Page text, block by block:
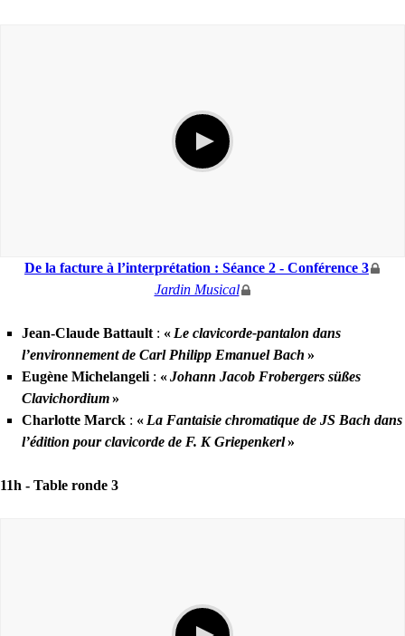
De la facture à l’interprétation : Séance 2 - Conférence 3
Jardin Musical
Jean-Claude Battault: «Le clavicorde-pantalon dans
l’environnement de Carl Philipp Emanuel Bach »
Eugène Michelangeli: «Johann Jacob Frobergers süßes
Clavichordium»
Charlotte Marck : «La Fantaisie chromatique de JS Bach dans
l’édition pour clavicorde de F. K Griepenkerl»
11h - Table ronde 3